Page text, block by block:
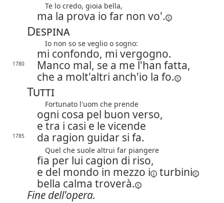
Te lo credo, gioia bella,
ma la prova io far non vo'.
Despina
Io non so se veglio o sogno:
mi confondo, mi vergogno.
1780
Manco mal, se a me l'han fatta,
che a molt'altri anch'io la fo.
Tutti
Fortunato l'uom che prende
ogni cosa pel buon verso,
e tra i casi e le vicende
1785 da ragion guidar si fa.
Quel che suole altrui far piangere
fia per lui cagion di riso,
e del mondo in mezzo i
turbini
bella calma troverà.
Fine dell'opera.